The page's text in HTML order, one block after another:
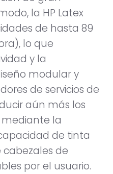
la HP Latex
de hasta 89
lo que
y la
modular y
de servicios de
aún más los
la
de tinta
cabezales de
por el usuario.